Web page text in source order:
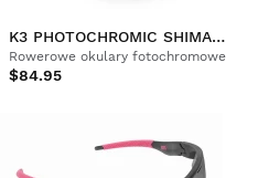
K3 PHOTOCHROMIC SHIMANAMI KAIDO
Rowerowe okulary fotochromowe
$84.95